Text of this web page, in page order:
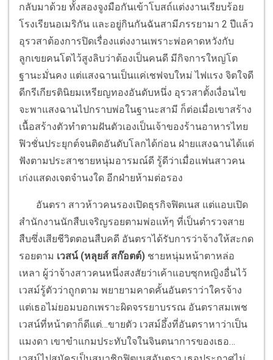
กลับมาด้วย ทั้งสองจูงมือกันเข้าโบสถ์แต่งงานเรียบร้อย
โรงเรียนอเมริกัน และอยู่กินกันฉันสามีภรรยามา 2 ปีแล้ว
อุรวสาต้องการปิดเรื่องแต่งงานเพราะพ่อคาดหวังกับ
ลูกเขยคนโตไว้สูงลิบว่าต้องเป็นคนดี มีกิจการใหญ่โต
ฐานะมั่นคง แต่แสงฉานเป็นแค่เชฟจบใหม่ ไฟแรง จิตใจดี
ดีกรีเกียรตินิยมเหรียญทองอันดับหนึ่ง อุรวสาตั้งเงื่อนไข
จะพาแสงฉานไปกราบพ่อในฐานะสามี ก็ต่อเมื่อเขาสร้าง
เนื้อสร้างตัวทำตามฝันตัวเองเป็นเจ้าของร้านอาหารไทย
ฟิวชั่นประยุกต์จนติดอันดับโลกได้ก่อน ฝ่ายแสงฉานได้แต่
ฟังตามประสาชายหนุ่มอารมณ์ดี รู้ดีว่าเมื่อแฟนสาวคน
เก่งแสดงเจตจำนงใด อีกฝ่ายห้ามต่อรอง
อันตรา สาวห้าวคนรองเปิดธุรกิจฟิตเนส แต่แอบเปิด
สำนักงานนักสืบเจริญรอยตามพ่อแท้ๆ ที่เป็นตำรวจสาย
สืบซึ่งเสียชีวิตตอนสืบคดี อันตราได้รับการว่าจ้างให้สะกด
รอยตาม เวสน์ (หลุยส์ สก๊อตต์) ชายหนุ่มหน้าตาหล่อ
เหลา ผู้ว่าจ้างสาวคนหนึ่งสงสัยว่าเค้าแอบซุกหญิงอื่นไว้
เวสม์รู้ตัวว่าถูกตาม พยายามคาดคั้นอันตราว่าใครจ้าง
แต่เธอไม่ยอมบอกเพราะผิดจรรยาบรรณ อันตราสมเพช
เวสน์ที่หน้าตาก็ดีแต่…ขายตัว เวสม์อึ้งที่อันตราหาว่าเป็น
แมงดา เขาขำแกมประทับใจในจินตนาการของเธอ…